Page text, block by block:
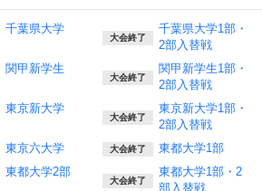
千葉県大学
大会終了
千葉県大学1部・
2部入替戦
関甲新学生
大会終了
関甲新学生1部・
2部入替戦
東京新大学
大会終了
東京新大学1部・
2部入替戦
東京六大学 大会終了 東都大学1部
東都大学2部
大会終了
東都大学1部・2
部入替戦